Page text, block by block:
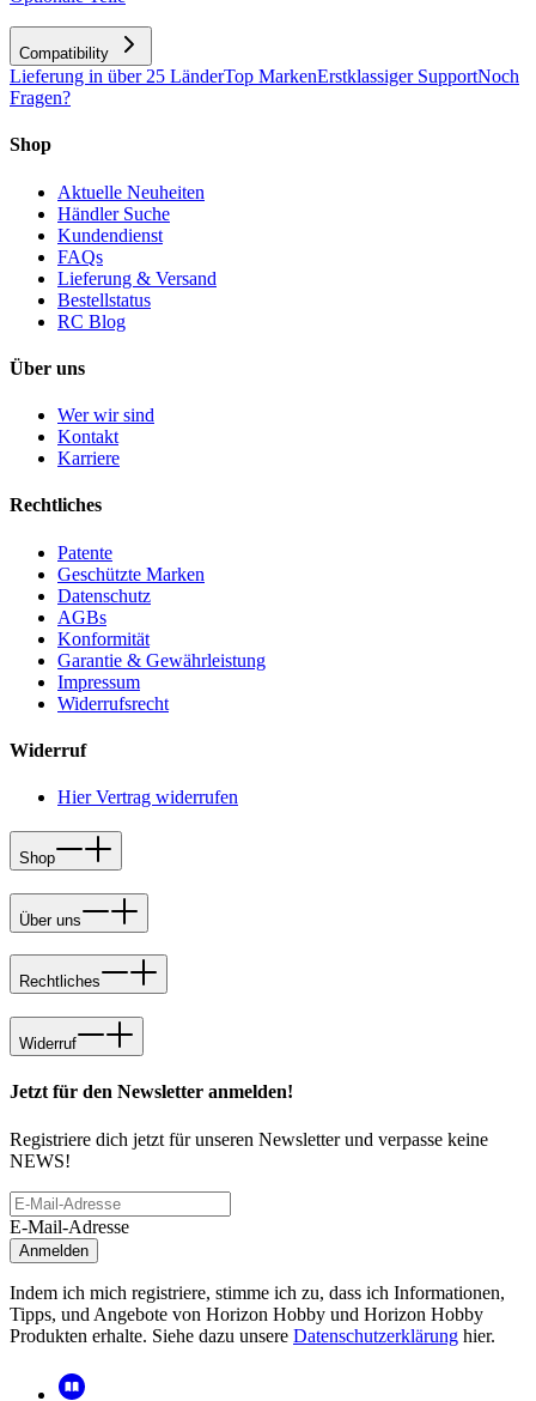
Compatibility
Lieferung in über 25 LänderTop MarkenErstklassiger SupportNoch
Fragen?
Shop
Aktuelle Neuheiten
Händler Suche
Kundendienst
FAQs
Lieferung & Versand
Bestellstatus
RC Blog
Über uns
Wer wir sind
Kontakt
Karriere
Rechtliches
Patente
Geschützte Marken
Datenschutz
AGBs
Konformität
Garantie & Gewährleistung
Impressum
Widerrufsrecht
Widerruf
Hier Vertrag widerrufen
Shop
Über uns
Rechtliches
Widerruf
Jetzt für den Newsletter anmelden!
Registriere dich jetzt für unseren Newsletter und verpasse keine
NEWS!
E-Mail-Adresse
Anmelden
Indem ich mich registriere, stimme ich zu, dass ich Informationen,
Tipps, und Angebote von Horizon Hobby und Horizon Hobby
Produkten erhalte. Siehe dazu unsere Datenschutzerklärung hier.